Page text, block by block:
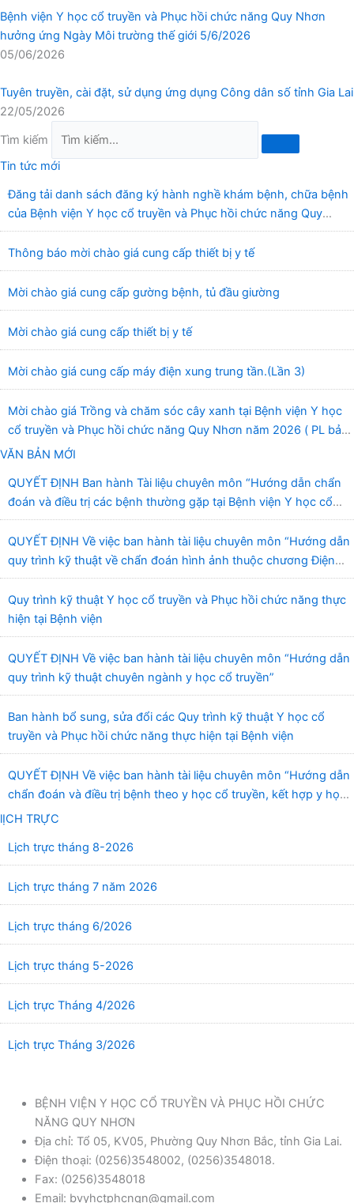
Bệnh viện Y học cổ truyền và Phục hồi chức năng Quy Nhơn
hưởng ứng Ngày Môi trường thế giới 5/6/2026
05/06/2026
Tuyên truyền, cài đặt, sử dụng ứng dụng Công dân số tỉnh Gia Lai
22/05/2026
Tìm kiếm
Tin tức mới
Đăng tải danh sách đăng ký hành nghề khám bệnh, chữa bệnh
của Bệnh viện Y học cổ truyền và Phục hồi chức năng Quy
Nhơn (22/6/2026)
Thông báo mời chào giá cung cấp thiết bị y tế
Mời chào giá cung cấp gường bệnh, tủ đầu giường
Mời chào giá cung cấp thiết bị y tế
Mời chào giá cung cấp máy điện xung trung tần.(Lần 3)
Mời chào giá Trồng và chăm sóc cây xanh tại Bệnh viện Y học
cổ truyền và Phục hồi chức năng Quy Nhơn năm 2026 ( PL bản
Danh mục hàng hóa, mẫu báo giá kèm theo)
VĂN BẢN MỚI
QUYẾT ĐỊNH Ban hành Tài liệu chuyên môn “Hướng dẫn chẩn
đoán và điều trị các bệnh thường gặp tại Bệnh viện Y học cổ
truyền và Phục hồi chức năng Quy Nhơn”
QUYẾT ĐỊNH Về việc ban hành tài liệu chuyên môn “Hướng dẫn
quy trình kỹ thuật về chẩn đoán hình ảnh thuộc chương Điện
quang”
Quy trình kỹ thuật Y học cổ truyền và Phục hồi chức năng thực
hiện tại Bệnh viện
QUYẾT ĐỊNH Về việc ban hành tài liệu chuyên môn “Hướng dẫn
quy trình kỹ thuật chuyên ngành y học cổ truyền”
Ban hành bổ sung, sửa đổi các Quy trình kỹ thuật Y học cổ
truyền và Phục hồi chức năng thực hiện tại Bệnh viện
QUYẾT ĐỊNH Về việc ban hành tài liệu chuyên môn “Hướng dẫn
chẩn đoán và điều trị bệnh theo y học cổ truyền, kết hợp y học
cổ truyền với y học hiện đại”
lỊCH TRỰC
Lịch trực tháng 8-2026
Lịch trực tháng 7 năm 2026
Lịch trực tháng 6/2026
Lịch trực tháng 5-2026
Lịch trực Tháng 4/2026
Lịch trực Tháng 3/2026
BỆNH VIỆN Y HỌC CỔ TRUYỀN VÀ PHỤC HỒI CHỨC
NĂNG QUY NHƠN
Địa chỉ: Tổ 05, KV05, Phường Quy Nhơn Bắc, tỉnh Gia Lai.
Điện thoại: (0256)3548002, (0256)3548018.
Fax: (0256)3548018
Email: bvyhctphcnqn@gmail.com